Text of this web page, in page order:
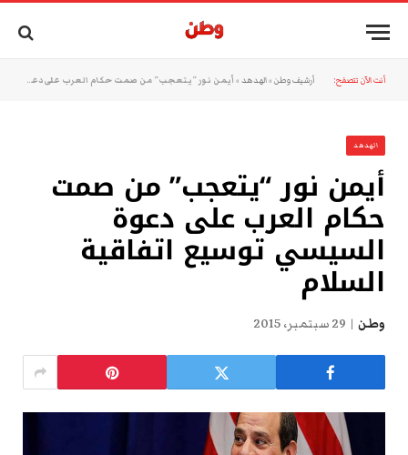
أنت الآن تتصفح: أرشيف وطن »الهدهد » أيمن نور “يتعجب” من صمت حكام العرب على دعوة السيسي توسيع اتفاقية السلام
الهدهد
أيمن نور “يتعجب” من صمت
حكام العرب على دعوة
السيسي توسيع اتفاقية
السلام
وطن 29 سبتمبر، 2015